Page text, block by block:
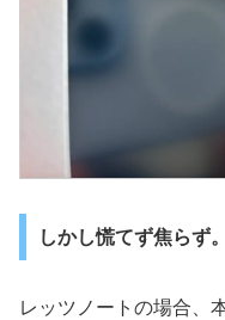
しかし慌てず焦らず。
レッツノートの場合、